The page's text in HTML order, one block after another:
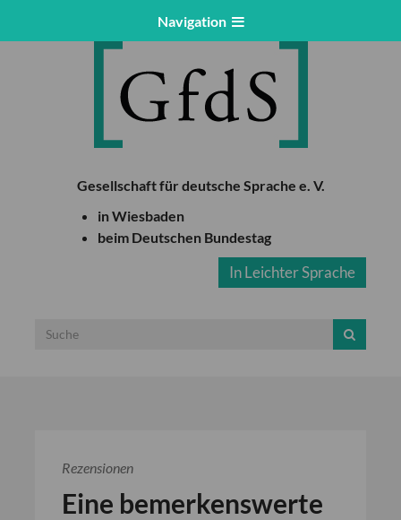
Navigation
Gesellschaft für deutsche Sprache e. V.
in Wiesbaden
beim Deutschen Bundestag
In Leichter Sprache
Rezensionen
Eine bemerkenswerte